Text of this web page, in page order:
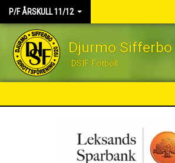
P/F ÅRSKULL 11/12
Djurmo Sifferbo
DSIF Fotboll